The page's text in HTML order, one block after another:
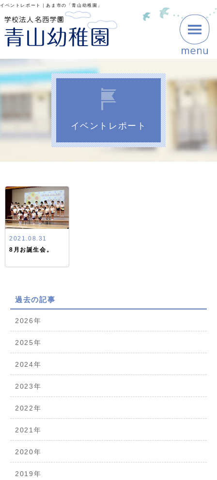
イベントレポート｜あま市の「青山幼稚園」
イベントレポート
2021.08.31
8月お誕生会。
過去の記事
2026年
2025年
2024年
2023年
2022年
2021年
2020年
2019年